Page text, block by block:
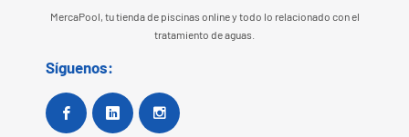
MercaPool, tu tienda de piscinas online y todo lo relacionado con el
tratamiento de aguas.
Síguenos:
Facebook Google+